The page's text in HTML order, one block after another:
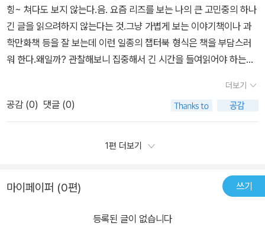
생들이 쉽게 읽을 수 있는 책이다.그리고 이 책은 나에게도 아이들은
이야기를 좋아한다는 걸 다시 한 번 깨닫게 해 준 책이었다. 이 책을
보는 어른들도 아이들에게 이야기의 힘을, 책의 즐거움을 알려줄 수
있기를!읽을 수 있다니까. 나는 원래 그런 얘기 좋아해.
피할 수 없다면 수혜처럼 즐길 수 있길 바란다. 독서 퀴즈 대회로 스트
레스 받는 아이들의 공감을 불러일으키면서도 그 장점도 생각해볼 수
있게 하는 책이다.
힝~ 쳐다도 보지 않는다.음. 요즘 리즈를 보는 나의 큰 고민중의 하나
긴 글을 읽으려하지 않는다는 것.그냥 가볍게 보는 이야기책이나 과
학만화책 등을 잘 보는데 이런 일종의 챕터북 형식은 책을 부담스러
워 한다.왜일까? 관찰해보니 집중해서 긴 시간을 들여읽어야 하는데
시간을 들여서 읽기가 싢은 것이었다. 다른 놀게 많은데 긴 시간을 책
을 읽어야 한다니.여튼 책을 좋아라하지 않는게 여실히 드러난다는.
딱 자기전에 자기 싫어서 어쩔 수 없이 책을 보는. 근데 또 책을 보면
어쨌건 끝까지 읽고 줄거리도 알고 나름 생각도 하고 뭐~ 요건 후천
긴하다.이번책은 분명 읽으면 재미있을 책인데 일단 읽지를 않고 며
칠 책상위에 그대로 있기에 일단 한 챕터만 읽으라고 했다.그리고 다
더보기
공감 (0) 댓글 (0)
1편 더보기
마이페이퍼 (0편) 쓰기
등록된 글이 없습니다